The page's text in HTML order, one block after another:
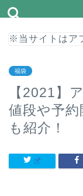
※当サイトはア
福袋
【2021】
値段や予
も紹介！